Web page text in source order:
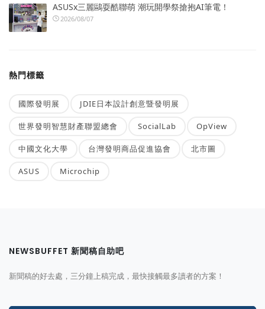
ASUSx三麗鷗耍酷聯萌 潮玩開學祭搶抱AI筆電！
2026/08/07
熱門標籤
國際發明展 JDIE日本設計創意暨發明展
世界發明智慧財產聯盟總會 SocialLab OpView
中國文化大學 台灣發明商品促進協會 北市圖
ASUS Microchip
NEWSBUFFET 新聞稿自助吧
新聞稿的好去處，三分鐘上稿完成，最快接觸最多讀者的方案！